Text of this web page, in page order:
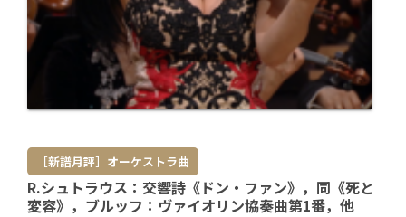
［新譜月評］オーケストラ曲
R.シュトラウス：交響詩《ドン・ファン》，同《死と
変容》，ブルッフ：ヴァイオリン協奏曲第1番，他